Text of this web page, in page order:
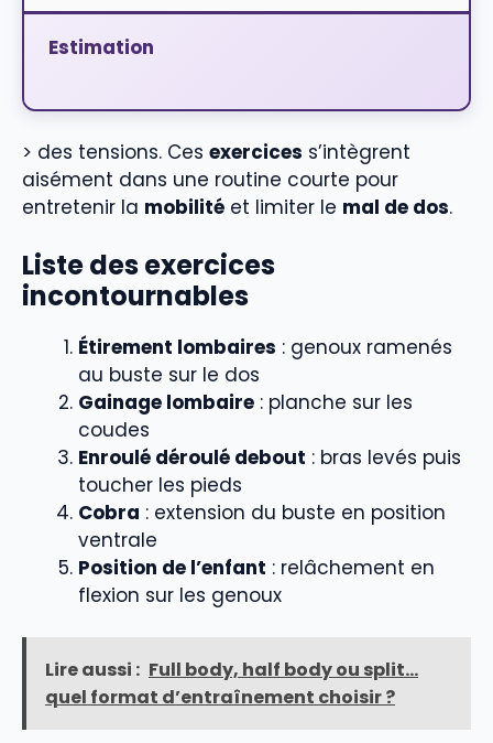
Estimation
> des tensions. Ces exercices s’intègrent
aisément dans une routine courte pour
entretenir la mobilité et limiter le mal de dos.
Liste des exercices
incontournables
Étirement lombaires : genoux ramenés
au buste sur le dos
Gainage lombaire : planche sur les
coudes
Enroulé déroulé debout : bras levés puis
toucher les pieds
Cobra : extension du buste en position
ventrale
Position de l’enfant : relâchement en
flexion sur les genoux
Lire aussi : Full body, half body ou split…
quel format d’entraînement choisir ?